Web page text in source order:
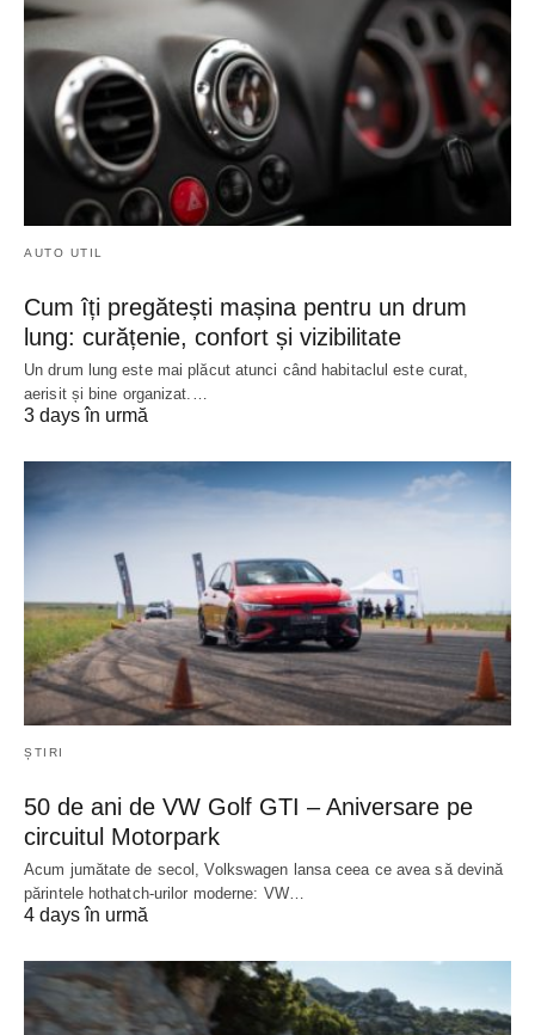
AUTO UTIL
Cum îți pregătești mașina pentru un drum
lung: curățenie, confort și vizibilitate
Un drum lung este mai plăcut atunci când habitaclul este curat,
aerisit și bine organizat.…
3 days în urmă
ȘTIRI
50 de ani de VW Golf GTI – Aniversare pe
circuitul Motorpark
Acum jumătate de secol, Volkswagen lansa ceea ce avea să devină
părintele hothatch-urilor moderne: VW…
4 days în urmă